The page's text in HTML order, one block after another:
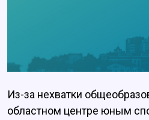
Из-за нехватки
областном центре юным